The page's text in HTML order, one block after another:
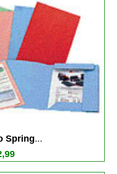
Spring...